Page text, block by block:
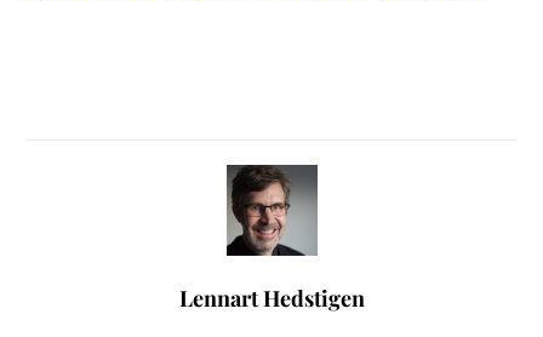
Lennart Hedstigen